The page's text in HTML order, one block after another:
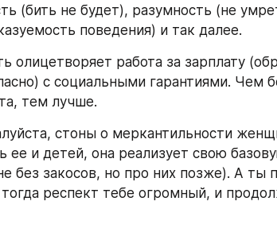
(бить не будет), разумность (не
поведения) и так далее.
олицетворяет работа за зарплату
с социальными гарантиями. Чем
тем лучше.
стоны о меркантильности
ее и детей, она реализует свою
без закосов, но про них позже). А ты
респект тебе огромный, и